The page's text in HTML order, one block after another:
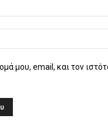
μου, email, και τον